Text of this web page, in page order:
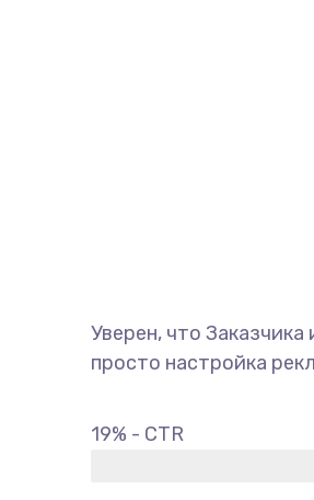
Уверен, что
просто настройка
19% - CTR